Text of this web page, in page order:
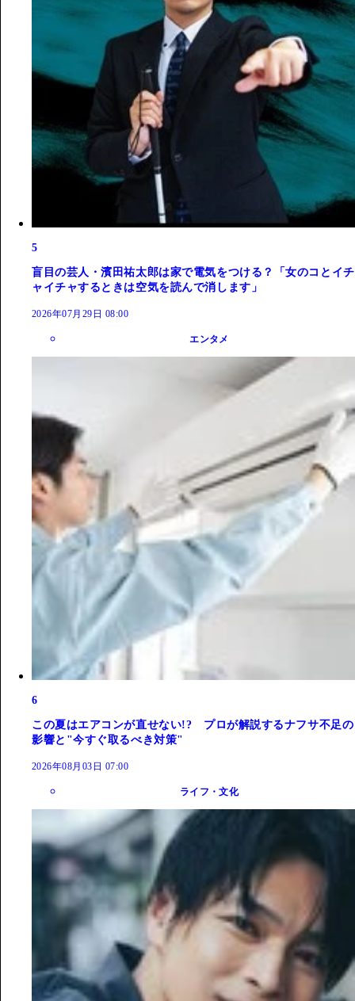
5
盲目の芸人・濱田祐太郎は家で電気をつける？「女のコとイチ
ャイチャするときは空気を読んで消します」
2026年07月29日 08:00
エンタメ
6
この夏はエアコンが直せない!? プロが解説するナフサ不足の
影響と"今すぐ取るべき対策"
2026年08月03日 07:00
ライフ・文化